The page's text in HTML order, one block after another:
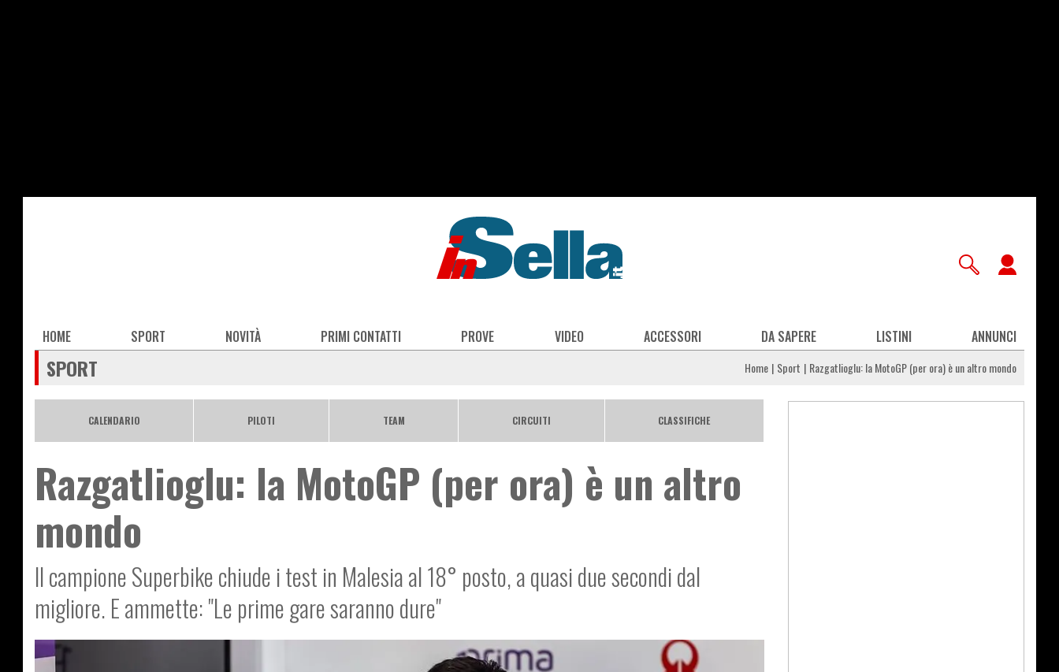
Main
navigation
HOME SPORT NOVITÀ PRIMI CONTATTI PROVE VIDEO ACCESSORI DA SAPERE LISTINI ANNUNCI
SPORT Home Sport Razgatlioglu: la MotoGP (per ora) è un altro mondo
CALENDARIO PILOTI TEAM CIRCUITI CLASSIFICHE
Razgatlioglu: la MotoGP (per ora) è un altro
mondo
Il campione Superbike chiude i test in Malesia al 18° posto, a quasi due secondi dal
migliore. E ammette: "Le prime gare saranno dure"